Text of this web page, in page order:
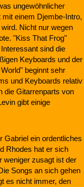
ungewöhnlicher
einem Djembe-Intro,
Nicht nur wegen
"Kiss That Frog"
sind die
Keyboards und der
beginnt sehr
und Keyboards relativ
die Gitarrenparts von
gibt einige
Gabriel ein ordentliches
Rhodes hat er sich
weniger zusagt ist der
Songs an sich gehen
es nicht immer, den